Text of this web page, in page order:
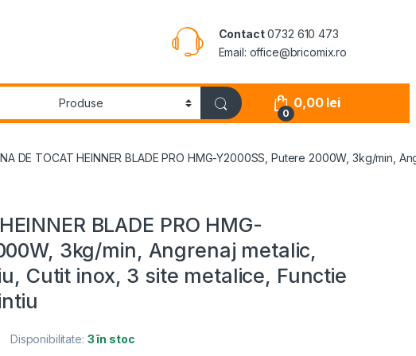
Contact0732 610 473
Email: office@bricomix.ro
0
0,00 lei
DE TOCAT HEINNER BLADE PRO HMG-Y2000SS, Putere 2000W, 3kg/
BLADE PRO HMG-
3kg/min, Angrenaj metalic,
Cutit inox, 3 site metalice, Functie
Disponibilitate: 3 în stoc